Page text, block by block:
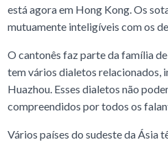
está agora em Hong Kong. Os
mutuamente inteligíveis com os
O cantonês faz parte da família
tem vários dialetos relacionados,
Huazhou. Esses dialetos não
compreendidos por todos os
Vários países do sudeste da Ásia